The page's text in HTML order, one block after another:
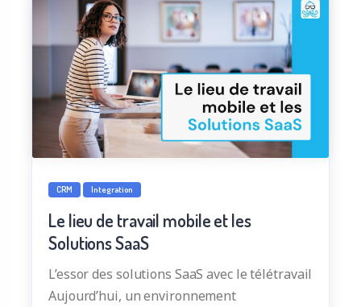
CRM Integration
Le lieu de travail mobile et les
Solutions SaaS
L’essor des solutions SaaS avec le télétravail
Aujourd’hui, un environnement